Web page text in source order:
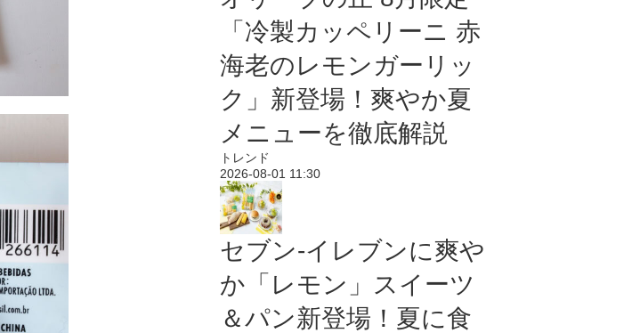
「冷製カッペリーニ 赤
海老のレモンガーリッ
ク」新登場！爽やか夏
メニューを徹底解説
トレンド
2026-08-01 11:30
セブン‐イレブンに爽や
か「レモン」スイーツ
＆パン新登場！夏に食